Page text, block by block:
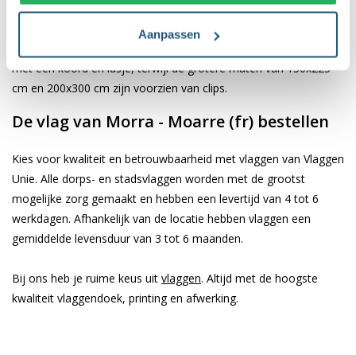
Aanpassen
Afhankelijk van de afmetingen die je kiest, worden de vlaggen
voorzien van verschillende bevestigingsmogelijkheden. De
met een koord en lusje, terwijl de grotere maten van 150x225
cm en 200x300 cm zijn voorzien van clips.
De vlag van Morra - Moarre (fr) bestellen
Kies voor kwaliteit en betrouwbaarheid met vlaggen van Vlaggen
Unie. Alle dorps- en stadsvlaggen worden met de grootst
mogelijke zorg gemaakt en hebben een levertijd van 4 tot 6
werkdagen. Afhankelijk van de locatie hebben vlaggen een
gemiddelde levensduur van 3 tot 6 maanden.
Bij ons heb je ruime keus uit vlaggen. Altijd met de hoogste
kwaliteit vlaggendoek, printing en afwerking.